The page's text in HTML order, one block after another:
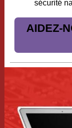
sécurité
AIDEZ-